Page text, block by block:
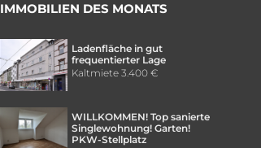
IMMOBILIEN DES MONATS
Ladenfläche in gut
frequentierter Lage
Kaltmiete3.400 €
WILLKOMMEN! Top sanierte
Singlewohnung! Garten!
PKW-Stellplatz